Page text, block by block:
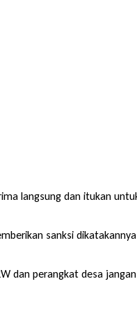
langsung dan itukan
sanksi
dan perangkat desa